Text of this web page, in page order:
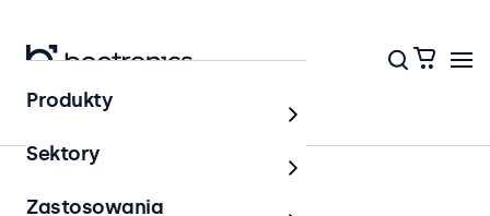
Strona główna
Monitory dotykowe 22 cali
Produkty
Sektory
Zastosowania